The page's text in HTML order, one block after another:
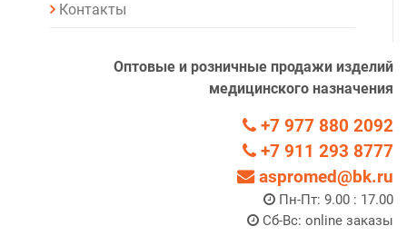
Контакты
Оптовые и розничные продажи изделий
медицинского назначения
+7 977 880 2092
+7 911 293 8777
aspromed@bk.ru
Пн-Пт: 9.00 : 17.00
Сб-Вс: online заказы